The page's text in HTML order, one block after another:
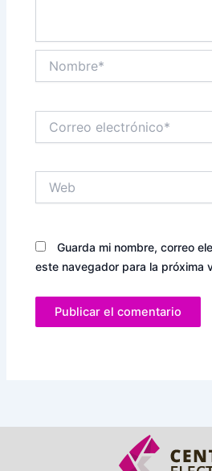
electrónico*
Guarda mi nombre, correo
este navegador para la próxima